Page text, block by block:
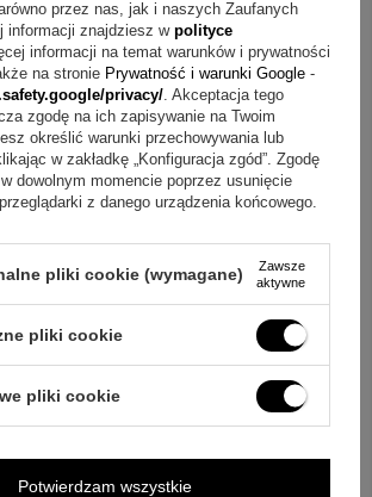
personalizacja tabliczki w pudełeczku?
może zawierać spersonalizowaną
a nawet zdjęcie; można też skorzystać z
próbę srebra w tym modelu?
jest ze srebra próby 925 i posiada
uroczystości pasuje ten medalik?
wybierany na Chrzest, I Komunię Świętą,
inne ważne uroczystości.
przygotowany do wręczenia jako prezent?
umieszczoną wewnątrz.
przez nas, jak i naszych Zaufanych
informacji znajdziesz w polityce
informacji na temat warunków i prywatności
na stronie Prywatność i warunki Google -
privacy/. Akceptacja tego
zgodę na ich zapisywanie na Twoim
określić warunki przechowywania lub
w zakładkę „Konfiguracja zgód”. Zgodę
dowolnym momencie poprzez usunięcie
z danego urządzenia końcowego.
pliki cookie (wymagane)
Zawsze
aktywne
pliki cookie
pliki cookie
Potwierdzam wszystkie